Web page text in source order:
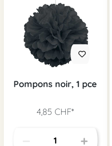
Pompons noir, 1 pce
4,85 CHF*